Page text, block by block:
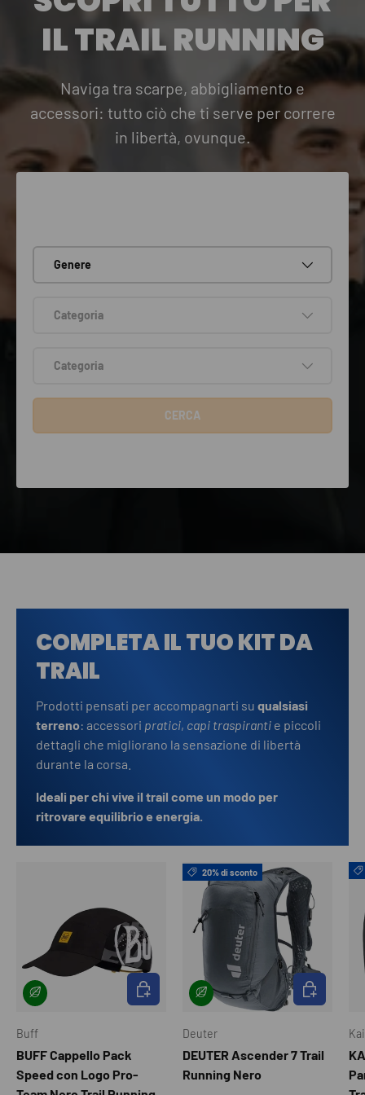
IL TRAIL RUNNING
Naviga tra scarpe, abbigliamento e
accessori: tutto ciò che ti serve per correre
in libertà, ovunque.
Genere
Categoria
Categoria
CERCA
COMPLETA IL TUO KIT DA
TRAIL
Prodotti pensati per accompagnarti su qualsiasi
terreno: accessori pratici, capi traspiranti e piccoli
dettagli che migliorano la sensazione di libertà
durante la corsa.
Ideali per chi vive il trail come un modo per
ritrovare equilibrio e energia.
Buff
BUFF Cappello Pack
Speed con Logo Pro-
SCEGLI OPZIONI
20% di sconto
Deuter
DEUTER Ascender 7 Trail
Running Nero
SCEGLI